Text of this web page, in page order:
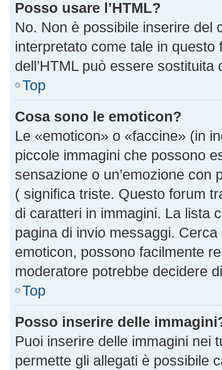
Posso usare l’HTML?
No. Non è possibile inserire del
interpretato come tale in
dell’HTML può essere sostituita
Top
Cosa sono le emoticon?
Le «emoticon» o «faccine» (in
piccole immagini che possono
sensazione o un’emozione
( significa triste. Questo forum
di caratteri in immagini. La lista
pagina di invio messaggi.
emoticon, possono facilmente
moderatore potrebbe decidere
Top
Posso inserire delle
Puoi inserire delle immagini nei
permette gli allegati è possibile